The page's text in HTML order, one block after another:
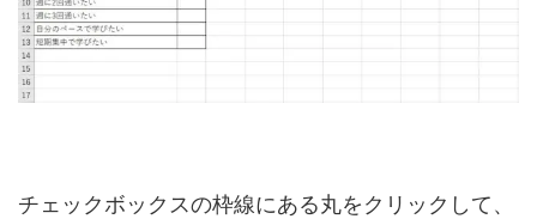
チェックボックスの枠線にある丸をクリックして、